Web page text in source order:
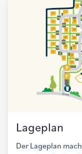
Lageplan
Der Lageplan